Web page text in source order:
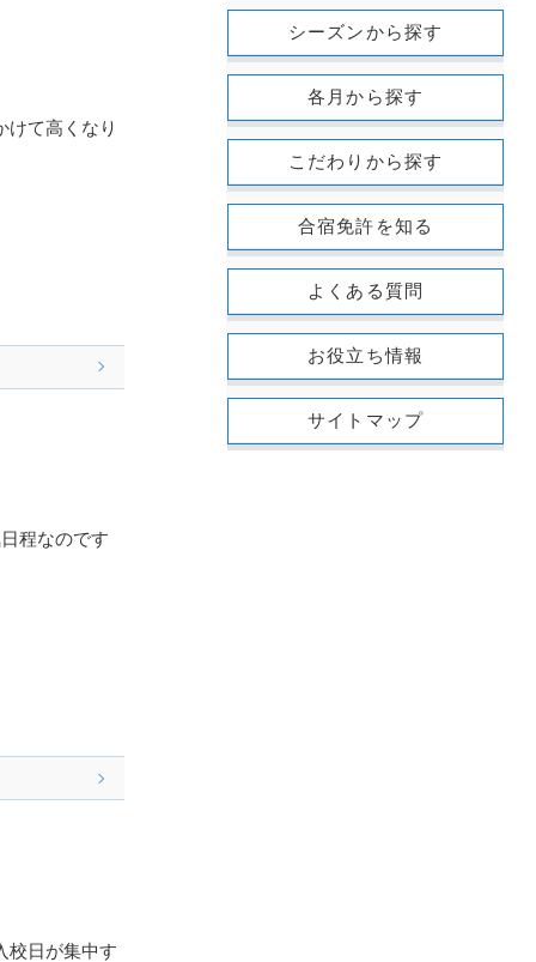
けて高くなり
程なのです
校日が集中す
シーズンから探す
各月から探す
こだわりから探す
合宿免許を知る
よくある質問
お役立ち情報
サイトマップ